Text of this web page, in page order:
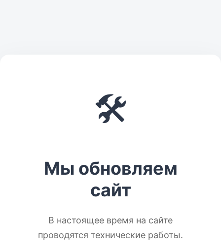
🛠️
Мы обновляем
сайт
В настоящее время на сайте
проводятся технические работы.